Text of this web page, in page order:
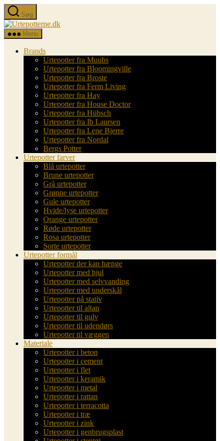
Spring
til
indholdet
Søg
Urtepotterne.dk
Menu
Brands
Urtepotter fra Muubs
Urtepotter fra Bloomingville
Urtepotter fra Broste
Urtepotter fra Ferm Living
Urtepotter fra Hay
Urtepotter fra House Doctor
Urtepotter fra Hübsch
Urtepotter fra Ib Laursen
Urtepotter fra Lene Bjerre
Urtepotter fra Nordal
Bergs Potter
Urtepotter farver
Blå urtepotter
Brune urtepotter
Grå urtepotter
Grønne urtepotter
Gule urtepotter
Hvide/lyse urtepotter
Orange urtepotter
Røde urtepotter
Rosa urtepotter
Sorte urtepotter
Urtepotter formål
Urtepotter der kan hænge
Urtepotter med hjul
Urtepotter med selvvanding
Urtepotter med underskål
Urtepotter på stativ
Urtepotter til altan
Urtepotter til gulv
Urtepotter til udendørs
Urtepotter til væggen
Materiale
Urtepotter i beton
Urtepotter i cement
Urtepotter i flet
Urtepotter i keramik
Urtepotter i metal
Urtepotter i rattan
Urtepotter i terracotta
Urtepotter i træ
Urtepotter i zink
Urtepotter i genbrugsplast